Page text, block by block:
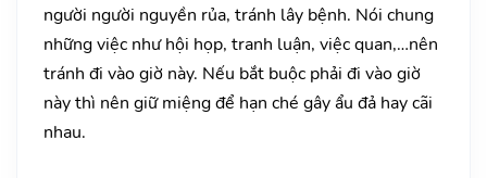
người người nguyền rủa, tránh lây bệnh. Nói chung
những việc như hội họp, tranh luận, việc quan,…nên
tránh đi vào giờ này. Nếu bắt buộc phải đi vào giờ
này thì nên giữ miệng để hạn ché gây ẩu đả hay cãi
nhau.